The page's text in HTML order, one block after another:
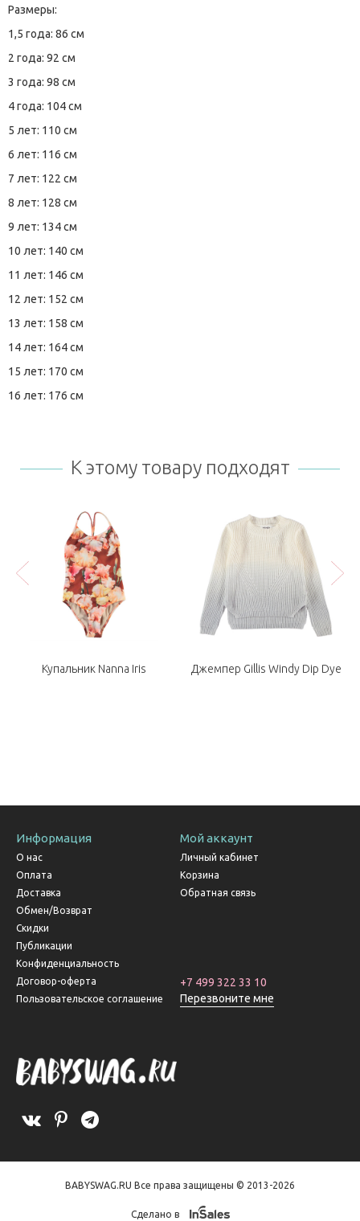
Размеры:
1,5 года: 86 см
2 года: 92 см
3 года: 98 см
4 года: 104 см
5 лет: 110 см
6 лет: 116 см
7 лет: 122 см
8 лет: 128 см
9 лет: 134 см
10 лет: 140 см
11 лет: 146 см
12 лет: 152 см
13 лет: 158 см
14 лет: 164 см
15 лет: 170 см
16 лет: 176 см
К этому товару подходят
Купальник Nanna Iris Джемпер Gillis Windy Dip Dye
Информация
О нас
Оплата
Доставка
Обмен/Возврат
Скидки
Публикации
Конфиденциальность
Договор-оферта
Пользовательское соглашение
Мой аккаунт
Личный кабинет
Корзина
Обратная связь
+7 499 322 33 10
Перезвоните мне
BABYSWAG.RU Все права защищены © 2013-2026
Сделано в